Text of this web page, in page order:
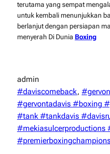
terutama yang sempat
untuk kembali menunjukkan
berlanjut dengan persiapan
menyerah Di Dunia Boxing
admin
#daviscomeback,
#gervontadavis #boxing
#tank #tankdavis
#mekiasulcerproductions